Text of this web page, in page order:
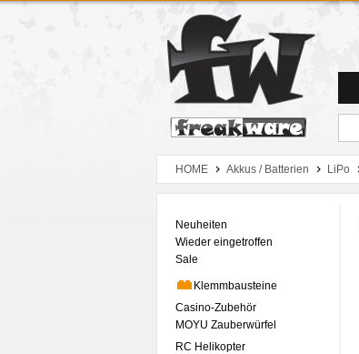
Zum Hauptmenue
Zum Seiteninhalt
Zum Warenkob
HOME Akkus / Batterien LiPo
Neuheiten
Wieder eingetroffen
Sale
Klemmbausteine
Casino-Zubehör
MOYU Zauberwürfel
RC Helikopter